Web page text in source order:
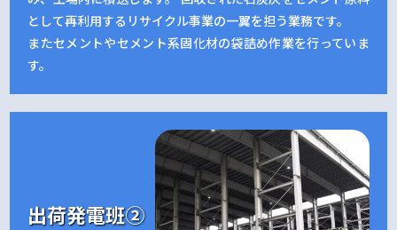
として再利用するリサイクル事業の一翼を担う業務です。
またセメントやセメント系固化材の袋詰め作業を行っていま
す。
出荷発電班②